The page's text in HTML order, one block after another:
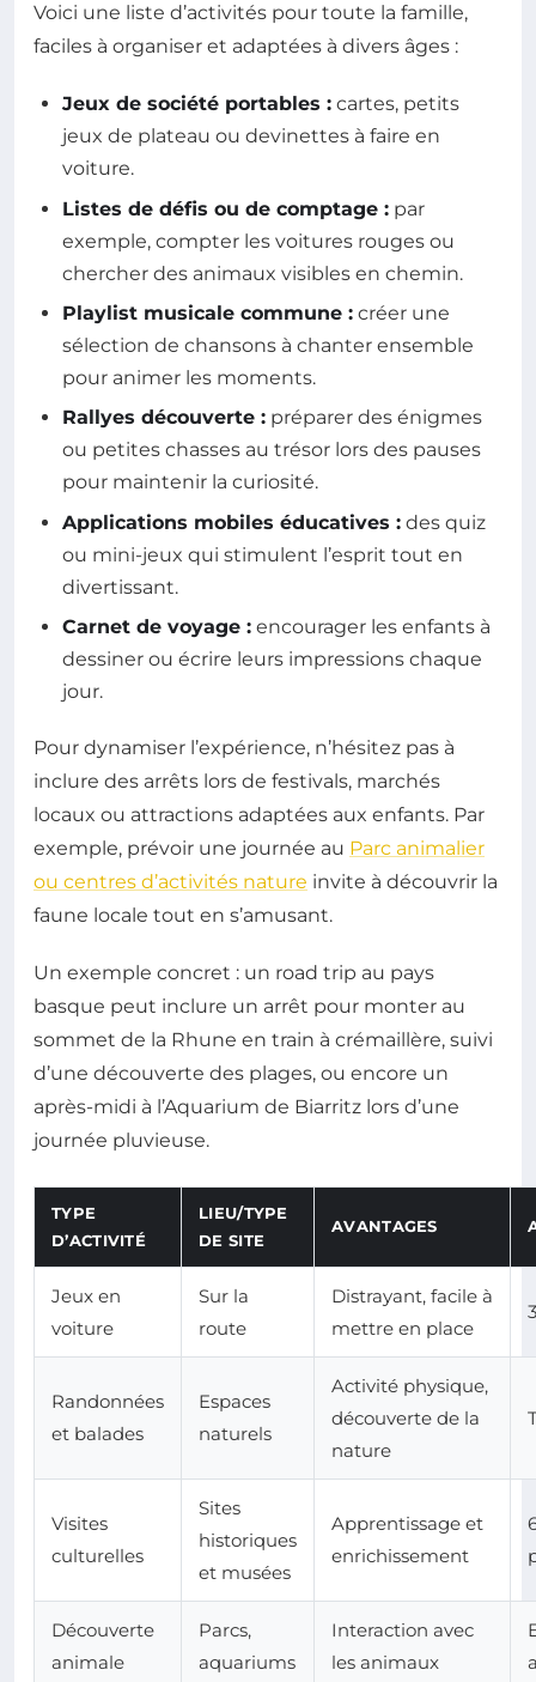
Voici une liste d’activités pour toute la famille,
faciles à organiser et adaptées à divers âges :
Jeux de société portables : cartes, petits
jeux de plateau ou devinettes à faire en
voiture.
Listes de défis ou de comptage : par
exemple, compter les voitures rouges ou
chercher des animaux visibles en chemin.
Playlist musicale commune : créer une
sélection de chansons à chanter ensemble
pour animer les moments.
Rallyes découverte : préparer des énigmes
ou petites chasses au trésor lors des pauses
pour maintenir la curiosité.
Applications mobiles éducatives : des quiz
ou mini-jeux qui stimulent l’esprit tout en
divertissant.
Carnet de voyage : encourager les enfants à
dessiner ou écrire leurs impressions chaque
jour.
Pour dynamiser l’expérience, n’hésitez pas à
inclure des arrêts lors de festivals, marchés
locaux ou attractions adaptées aux enfants. Par
exemple, prévoir une journée au Parc animalier
ou centres d’activités nature invite à découvrir la
faune locale tout en s’amusant.
Un exemple concret : un road trip au pays
basque peut inclure un arrêt pour monter au
sommet de la Rhune en train à crémaillère, suivi
d’une découverte des plages, ou encore un
après-midi à l’Aquarium de Biarritz lors d’une
journée pluvieuse.
TYPE
D’ACTIVITÉ
LIEU/TYPE
DE SITE
AVANTAGES
Jeux en
voiture
Sur la
route
Distrayant, facile à
mettre en place
Randonnées
et balades
Espaces
naturels
Activité physique,
découverte de la
nature
Visites
culturelles
Sites
historiques
et musées
Apprentissage et
enrichissement
Découverte
animale
Parcs,
aquariums
Interaction avec
les animaux